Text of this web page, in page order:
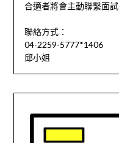
合適者將會主動聯繫面試
聯絡方式：
04-2259-5777*1406
邱小姐